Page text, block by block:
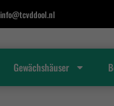
info@tcvddool.nl
Gewächshäuser